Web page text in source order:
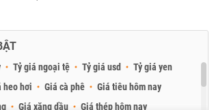
Tỷ giá ngoại tệ Tỷ giá usd
Tỷ giá yen
heo hơi Giá cà phê
Giá tiêu hôm nay
Giá xăng dầu Giá thép hôm nay